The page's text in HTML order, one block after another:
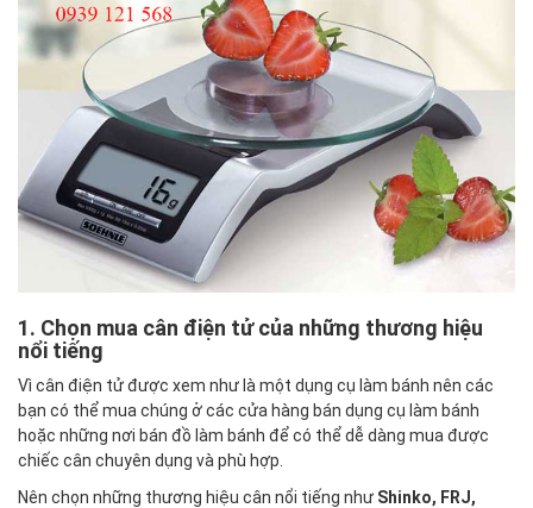
1. Chọn mua cân điện tử của những thương hiệu
nổi tiếng
Vì cân điện tử được xem như là một dụng cụ làm bánh nên các
bạn có thể mua chúng ở các cửa hàng bán dụng cụ làm bánh
hoặc những nơi bán đồ làm bánh để có thể dễ dàng mua được
chiếc cân chuyên dụng và phù hợp.
Nên chọn những thương hiệu cân nổi tiếng như Shinko, FRJ,